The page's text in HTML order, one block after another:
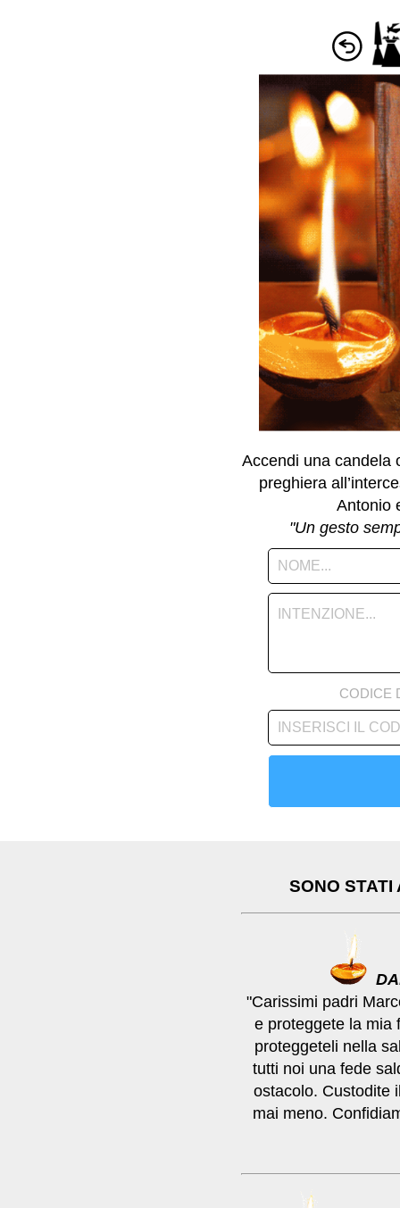
Accendi una candela
preghiera
Antonio
"Un gesto
CODICE
SONO STATI
"Carissimi padri
e proteggete la mia
proteggeteli nella
tutti noi una fede
ostacolo. Custodite
mai meno.